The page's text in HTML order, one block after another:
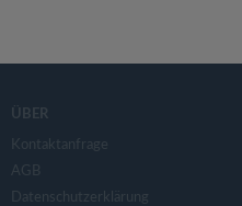
ÜBER
Kontaktanfrage
AGB
Datenschutzerklärung